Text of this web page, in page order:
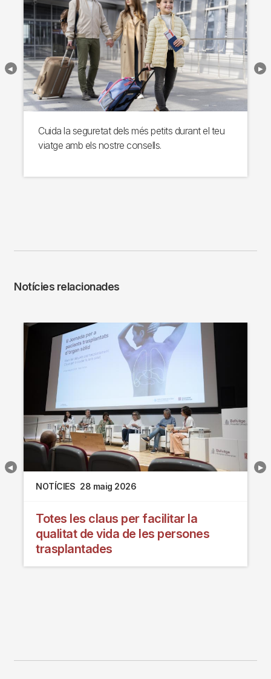
Cuida la seguretat dels més petits durant el teu
viatge amb els nostre consells.
Notícies relacionades
NOTÍCIES 28 maig 2026
Totes les claus per facilitar la
qualitat de vida de les persones
trasplantades